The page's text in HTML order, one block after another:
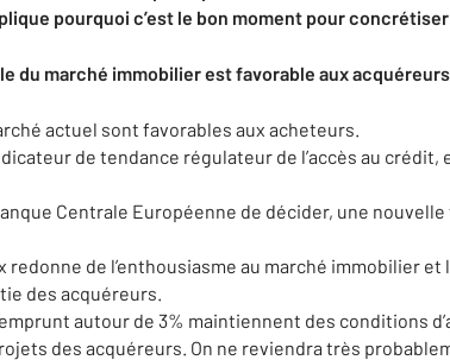
pourquoi c’est le bon moment pour
du marché immobilierest favorable aux
actuel sont favorables aux acheteurs.
de tendance régulateur de l’accès au
Centrale Européenne de décider, une
redonne de l’enthousiasme au marché immobilier
des acquéreurs.
autour de 3% maintiennent des conditions
des acquéreurs. On ne reviendra très